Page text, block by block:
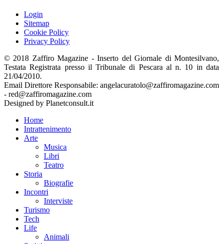
Login
Sitemap
Cookie Policy
Privacy Policy
© 2018 Zaffiro Magazine - Inserto del Giornale di Montesilvano,
Testata Registrata presso il Tribunale di Pescara al n. 10 in data
21/04/2010.
Email Direttore Responsabile: angelacuratolo@zaffiromagazine.com
- red@zaffiromagazine.com
Designed by Planetconsult.it
Home
Intrattenimento
Arte
Musica
Libri
Teatro
Storia
Biografie
Incontri
Interviste
Turismo
Tech
Life
Animali